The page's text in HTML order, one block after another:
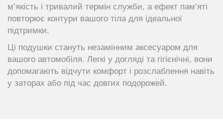
м’якість і тривалий термін служби, а ефект пам’яті
повторює контури вашого тіла для ідеальної
підтримки.
Ці подушки стануть незамінним аксесуаром для
вашого автомобіля. Легкі у догляді та гігієнічні, вони
допомагають відчути комфорт і розслаблення навіть
у заторах або під час довгих подорожей.